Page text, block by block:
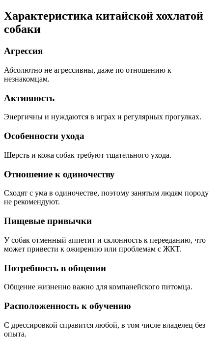
Характеристика китайской хохлатой
собаки
Агрессия
Абсолютно не агрессивны, даже по отношению к
незнакомцам.
Активность
Энергичны и нуждаются в играх и регулярных прогулках.
Особенности ухода
Шерсть и кожа собак требуют тщательного ухода.
Отношение к одиночеству
Сходят с ума в одиночестве, поэтому занятым людям породу
не рекомендуют.
Пищевые привычки
У собак отменный аппетит и склонность к перееданию, что
может привести к ожирению или проблемам с ЖКТ.
Потребность в общении
Общение жизненно важно для компанейского питомца.
Расположенность к обучению
С дрессировкой справится любой, в том числе владелец без
опыта.